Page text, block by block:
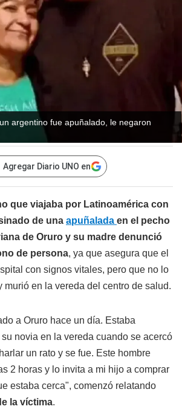
argentino fue apuñalado, le negaron
Agregar Diario UNO en
que viajaba por Latinoamérica con
de una apuñalada en el pecho
de Oruro y su madre denunció
de persona, ya que asegura que el
con signos vitales, pero que no lo
murió en la vereda del centro de salud.
a Oruro hace un día. Estaba
novia en la vereda cuando se acercó
un rato y se fue. Este hombre
2 horas y lo invita a mi hijo a comprar
estaba cerca", comenzó relatando
la víctima.